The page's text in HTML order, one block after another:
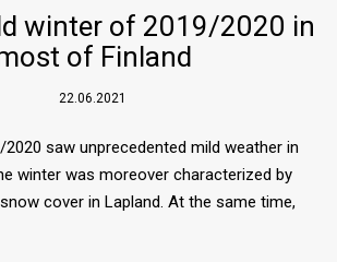
winter of 2019/2020 in
of Finland
22.06.2021
saw unprecedented mild weather in
winter was moreover characterized by
cover in Lapland. At the same time,